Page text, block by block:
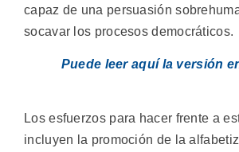
capaz de una persuasión
socavar los procesos democráticos.
Puede leer aquí la versión
Los esfuerzos para hacer frente a
incluyen la promoción de la